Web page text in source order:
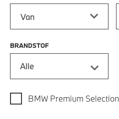
BRANDSTOF
Alle
BMW Premium Selection